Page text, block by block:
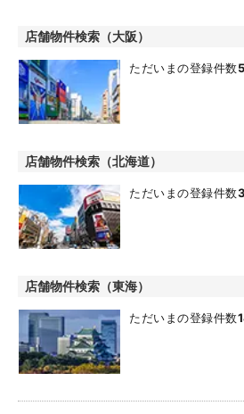
店舗物件検索（大阪）
ただいまの登録件数
店舗物件検索（北海道）
ただいまの登録件数
店舗物件検索（東海）
ただいまの登録件数